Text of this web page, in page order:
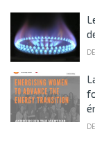
DE
DE